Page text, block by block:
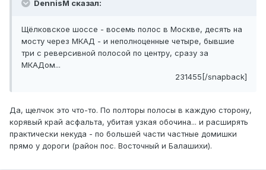
DennisM сказал:
Щёлковское шоссе - восемь полос в Москве, десять на
мосту через МКАД - и неполноценные четыре, бывшие
три с реверсивной полосой по центру, сразу за
МКАДом...
231455[/snapback]
Да, щелчок это что-то. По полторы полосы в каждую сторону,
корявый край асфальта, убитая узкая обочина... и расширять
практически некуда - по большей части частные домишки
прямо у дороги (район пос. Восточный и Балашихи).